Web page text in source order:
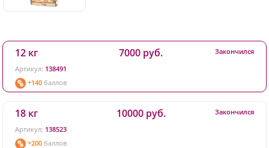
12 кг
Артикул: 138491
+140 баллов
7000 руб. Закончился
18 кг
Артикул: 138523
+200 баллов
10000 руб. Закончился